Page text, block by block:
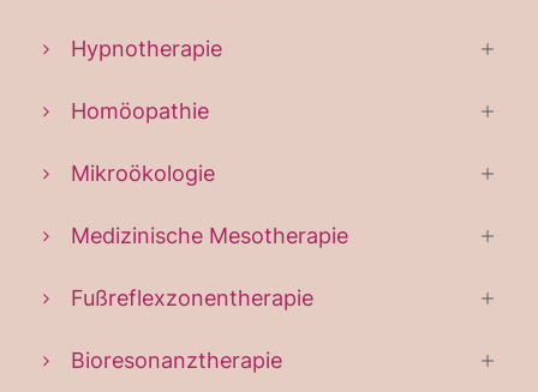
Hypnotherapie
Homöopathie
Mikroökologie
Medizinische Mesotherapie
Fußreflexzonentherapie
Bioresonanztherapie